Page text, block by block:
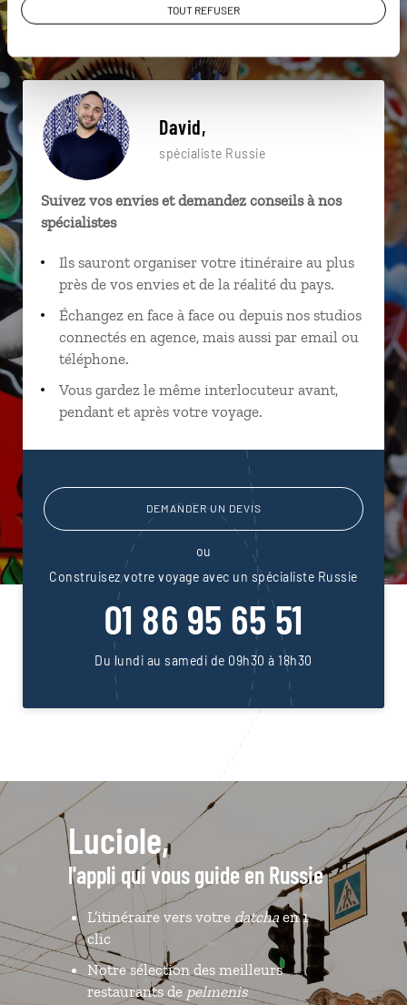
TOUT REFUSER
Cathédrale de la Dormition
David,
spécialiste Russie
Suivez vos envies et demandez conseils à nos
spécialistes
Ils sauront organiser votre itinéraire au plus
près de vos envies et de la réalité du pays.
Échangez en face à face ou depuis nos studios
connectés en agence, mais aussi par email ou
téléphone.
Vous gardez le même interlocuteur avant,
pendant et après votre voyage.
DEMANDER UN DEVIS
ou
Construisez votre voyage avec un spécialiste Russie
01 86 95 65 51
Du lundi au samedi de 09h30 à 18h30
Luciole,
l'appli qui vous guide en Russie
L’itinéraire vers votre datchaen 1
clic
Notre sélection des meilleurs
restaurants depelmenis